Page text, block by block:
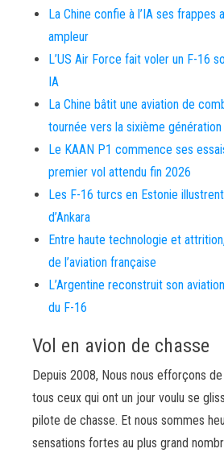
La Chine confie à l’IA ses frappes
ampleur
L’US Air Force fait voler un F-16
IA
La Chine bâtit une aviation de
tournée vers la sixième génération
Le KAAN P1 commence ses
premier vol attendu fin 2026
Les F-16 turcs en Estonie
d’Ankara
Entre haute technologie et
de l’aviation française
L’Argentine reconstruit son
du F-16
Vol en avion de chasse
Depuis 2008, Nous nous efforçons
tous ceux qui ont un jour voulu se
pilote de chasse. Et nous sommes
sensations fortes au plus grand